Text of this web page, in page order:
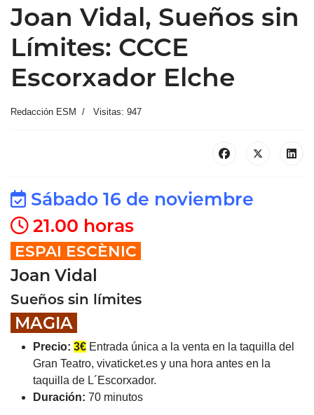
Joan Vidal, Sueños sin
Límites: CCCE
Escorxador Elche
Redacción ESM Visitas: 947
Sábado 16 de noviembre
21.00 horas
ESPAI ESCÈNIC
Joan Vidal
Sueños sin límites
MAGIA
Precio: 3€ Entrada única a la venta en la taquilla del
Gran Teatro, vivaticket.es y una hora antes en la
taquilla de L´Escorxador.
Duración: 70 minutos